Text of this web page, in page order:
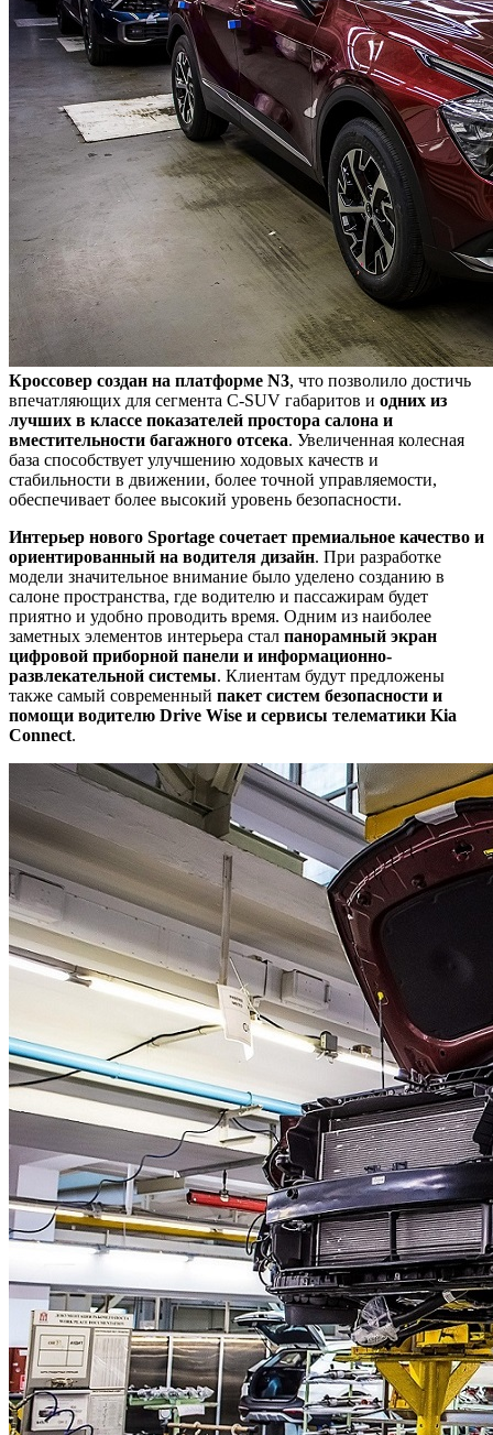
Кроссовер создан на платформе N3, что позволило достичь
впечатляющих для сегмента C-SUV габаритов и одних из
лучших в классе показателей простора салона и
вместительности багажного отсека. Увеличенная колесная
база способствует улучшению ходовых качеств и
стабильности в движении, более точной управляемости,
обеспечивает более высокий уровень безопасности.
Интерьер нового Sportage сочетает премиальное качество и
ориентированный на водителя дизайн. При разработке
модели значительное внимание было уделено созданию в
салоне пространства, где водителю и пассажирам будет
приятно и удобно проводить время. Одним из наиболее
заметных элементов интерьера стал панорамный экран
цифровой приборной панели и информационно-
развлекательной системы. Клиентам будут предложены
также самый современный пакет систем безопасности и
помощи водителю Drive Wise и сервисы телематики Kia
Connect.